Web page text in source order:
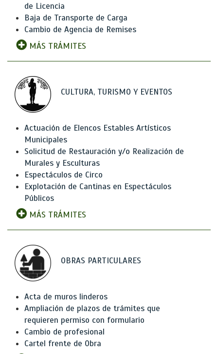
de Licencia
Baja de Transporte de Carga
Cambio de Agencia de Remises
MÁS TRÁMITES
CULTURA, TURISMO Y EVENTOS
Actuación de Elencos Estables Artísticos
Municipales
Solicitud de Restauración y/o Realización de
Murales y Esculturas
Espectáculos de Circo
Explotación de Cantinas en Espectáculos
Públicos
MÁS TRÁMITES
OBRAS PARTICULARES
Acta de muros linderos
Ampliación de plazos de trámites que
requieren permiso con formulario
Cambio de profesional
Cartel frente de Obra